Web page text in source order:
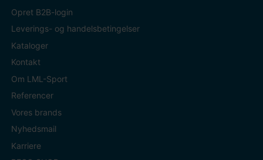
Opret B2B-login
Leverings- og handelsbetingelser
Kataloger
Kontakt
Om LML-Sport
Referencer
Vores brands
Nyhedsmail
Karriere